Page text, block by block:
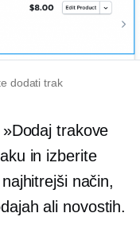
dodati trak
trakove
in izberite
način,
ali novostih.